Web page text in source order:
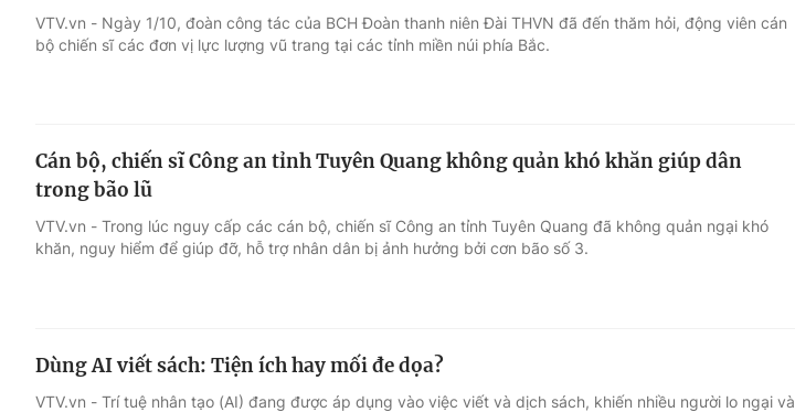
VTV.vn - Ngày 1/10, đoàn công tác của BCH Đoàn thanh niên Đài THVN đã đến thăm hỏi, động viên cán
bộ chiến sĩ các đơn vị lực lượng vũ trang tại các tỉnh miền núi phía Bắc.
Cán bộ, chiến sĩ Công an tỉnh Tuyên Quang không quản khó khăn giúp dân
trong bão lũ
VTV.vn - Trong lúc nguy cấp các cán bộ, chiến sĩ Công an tỉnh Tuyên Quang đã không quản ngại khó
khăn, nguy hiểm để giúp đỡ, hỗ trợ nhân dân bị ảnh hưởng bởi cơn bão số 3.
Dùng AI viết sách: Tiện ích hay mối đe dọa?
VTV.vn - Trí tuệ nhân tạo (AI) đang được áp dụng vào việc viết và dịch sách, khiến nhiều người lo ngại và